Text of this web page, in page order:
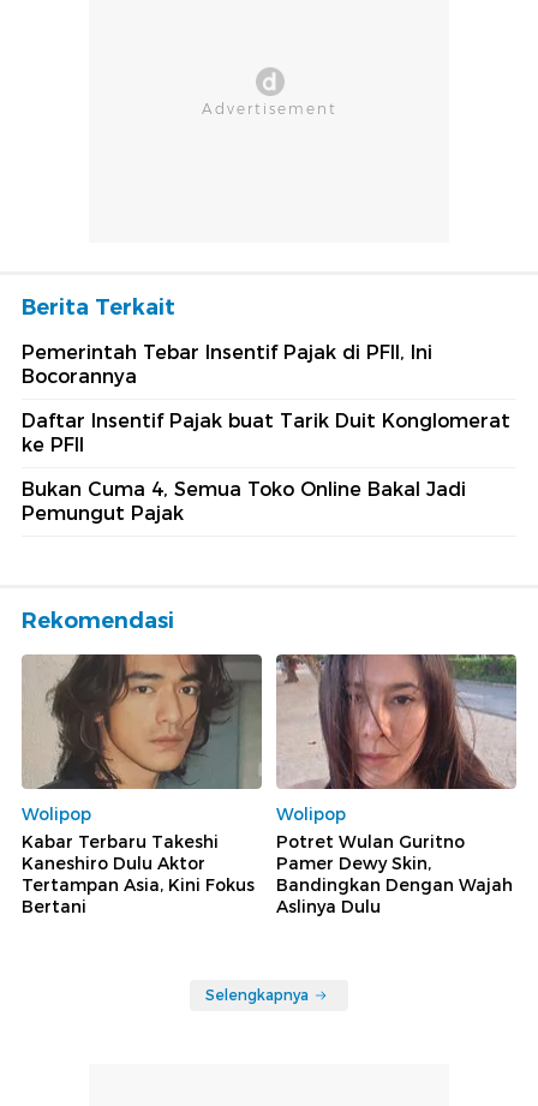
Berita Terkait
Pemerintah Tebar Insentif Pajak di PFII, Ini
Bocorannya
Daftar Insentif Pajak buat Tarik Duit Konglomerat
ke PFII
Bukan Cuma 4, Semua Toko Online Bakal Jadi
Pemungut Pajak
Rekomendasi
Wolipop
Kabar Terbaru Takeshi
Kaneshiro Dulu Aktor
Tertampan Asia, Kini Fokus
Bertani
Wolipop
Potret Wulan Guritno
Pamer Dewy Skin,
Bandingkan Dengan Wajah
Aslinya Dulu
Selengkapnya